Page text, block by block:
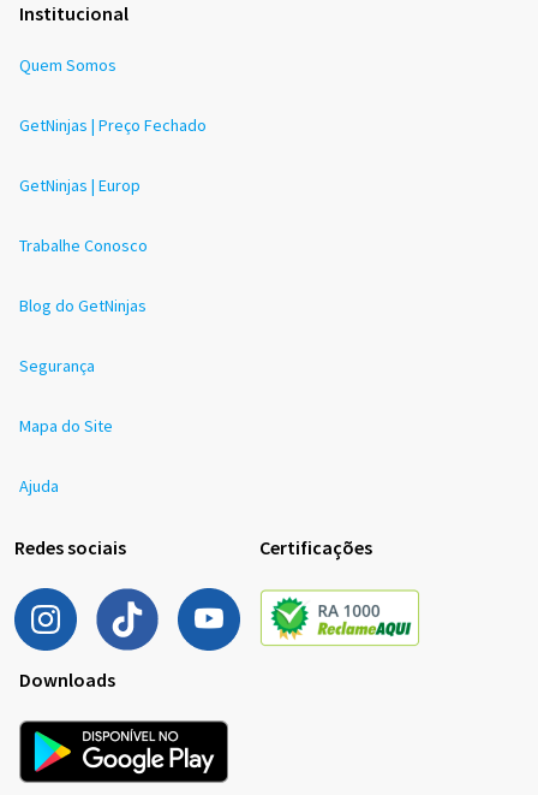
Institucional
Quem Somos
GetNinjas | Preço Fechado
GetNinjas | Europ
Trabalhe Conosco
Blog do GetNinjas
Segurança
Mapa do Site
Ajuda
Redes sociais Certificações
Downloads